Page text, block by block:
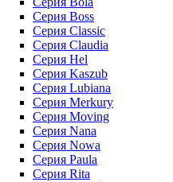
Серия Boss
Серия Classic
Серия Claudia
Серия Hel
Серия Kaszub
Серия Lubiana
Серия Merkury
Серия Moving
Серия Nana
Серия Nowa
Серия Paula
Серия Rita